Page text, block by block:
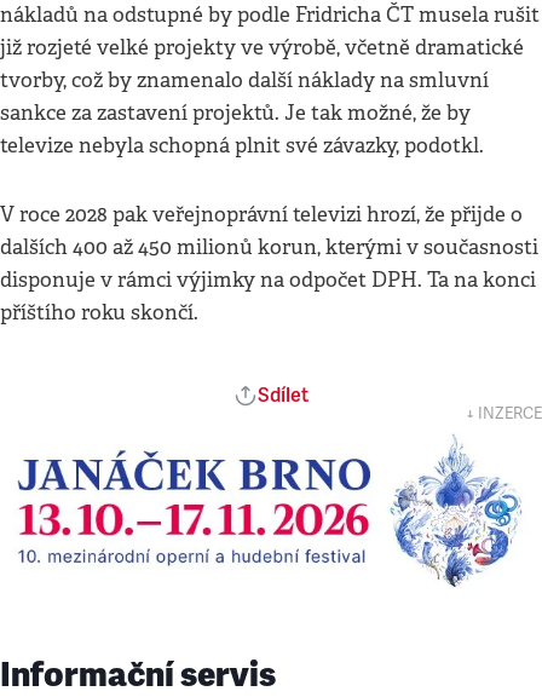
nákladů na odstupné by podle Fridricha ČT musela rušit
již rozjeté velké projekty ve výrobě, včetně dramatické
tvorby, což by znamenalo další náklady na smluvní
sankce za zastavení projektů. Je tak možné, že by
televize nebyla schopná plnit své závazky, podotkl.
V roce 2028 pak veřejnoprávní televizi hrozí, že přijde o
dalších 400 až 450 milionů korun, kterými v současnosti
disponuje v rámci výjimky na odpočet DPH. Ta na konci
příštího roku skončí.
Sdílet
↓ INZERCE
Informační servis